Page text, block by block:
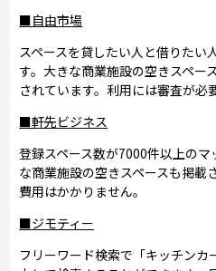
■自由市場
スペースを貸したい人と借りたい
す。大きな商業施設の空きスペー
されています。利用には審査が必
■軒先ビジネス
登録スペース数が7000件以上の
な商業施設の空きスペースも掲載
費用はかかりません。
■ジモティー
フリーワード検索で「キッチン